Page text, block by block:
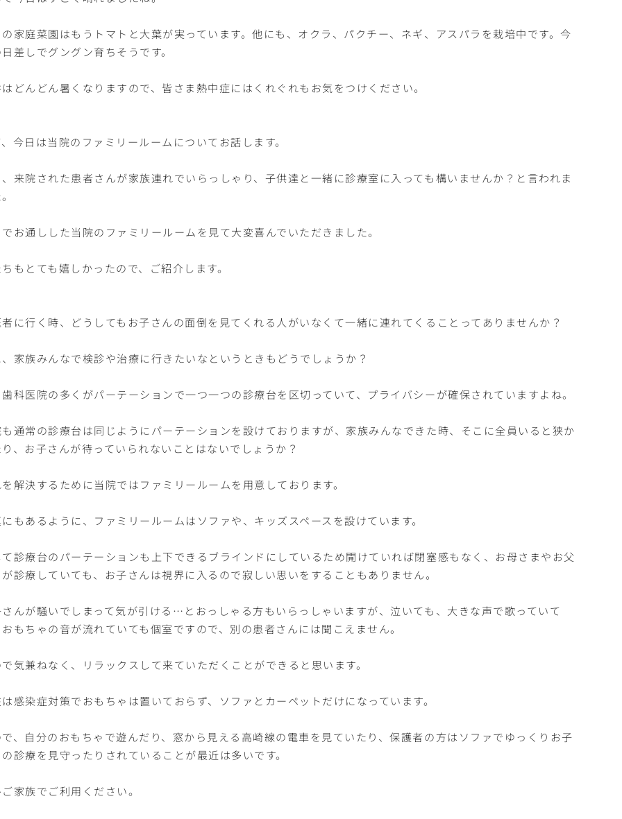
家庭菜園はもうトマトと大葉が実っています。他にも、オクラ、パクチー、ネギ、アスパラを栽培中です。今
差しでグングン育ちそうです。
どんどん暑くなりますので、皆さま熱中症にはくれぐれもお気をつけください。
今日は当院のファミリールームについてお話します。
来院された患者さんが家族連れでいらっしゃり、子供達と一緒に診療室に入っても構いませんか？と言われま
お通しした当院のファミリールームを見て大変喜んでいただきました。
もとても嬉しかったので、ご紹介します。
に行く時、どうしてもお子さんの面倒を見てくれる人がいなくて一緒に連れてくることってありませんか？
家族みんなで検診や治療に行きたいなというときもどうでしょうか？
科医院の多くがパーテーションで一つ一つの診療台を区切っていて、プライバシーが確保されていますよね。
通常の診療台は同じようにパーテーションを設けておりますが、家族みんなできた時、そこに全員いると狭か
、お子さんが待っていられないことはないでしょうか？
解決するために当院ではファミリールームを用意しております。
もあるように、ファミリールームはソファや、キッズスペースを設けています。
診療台のパーテーションも上下できるブラインドにしているため開けていれば閉塞感もなく、お母さまやお父
診療していても、お子さんは視界に入るので寂しい思いをすることもありません。
んが騒いでしまって気が引ける…とおっしゃる方もいらっしゃいますが、泣いても、大きな声で歌っていて
もちゃの音が流れていても個室ですので、別の患者さんには聞こえません。
気兼ねなく、リラックスして来ていただくことができると思います。
感染症対策でおもちゃは置いておらず、ソファとカーペットだけになっています。
、自分のおもちゃで遊んだり、窓から見える高崎線の電車を見ていたり、保護者の方はソファでゆっくりお子
診療を見守ったりされていることが最近は多いです。
家族でご利用ください。